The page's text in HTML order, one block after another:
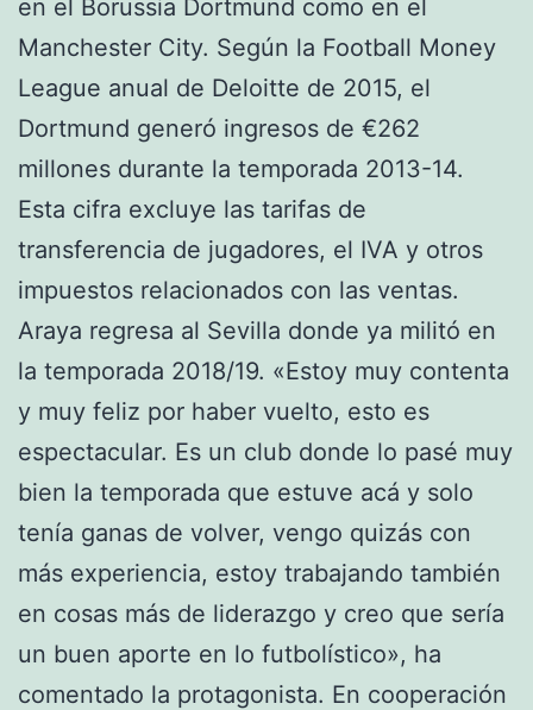
en el Borussia Dortmund como en el
Manchester City. Según la Football Money
League anual de Deloitte de 2015, el
Dortmund generó ingresos de €262
millones durante la temporada 2013-14.
Esta cifra excluye las tarifas de
transferencia de jugadores, el IVA y otros
impuestos relacionados con las ventas.
Araya regresa al Sevilla donde ya militó en
la temporada 2018/19. «Estoy muy contenta
y muy feliz por haber vuelto, esto es
espectacular. Es un club donde lo pasé muy
bien la temporada que estuve acá y solo
tenía ganas de volver, vengo quizás con
más experiencia, estoy trabajando también
en cosas más de liderazgo y creo que sería
un buen aporte en lo futbolístico», ha
comentado la protagonista. En cooperación